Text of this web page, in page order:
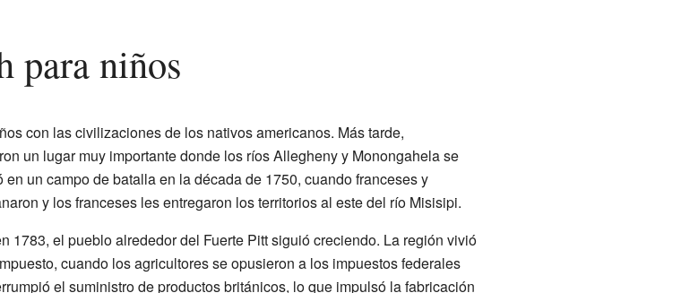
para niños
con las civilizaciones de los nativos americanos. Más tarde,
un lugar muy importante donde los ríos Allegheny y Monongahela se
un campo de batalla en la década de 1750, cuando franceses y
y los franceses les entregaron los territorios al este del río Misisipi.
1783, el pueblo alrededor del Fuerte Pitt siguió creciendo. La región vivió
cuando los agricultores se opusieron a los impuestos federales
el suministro de productos británicos, lo que impulsó la fabricación